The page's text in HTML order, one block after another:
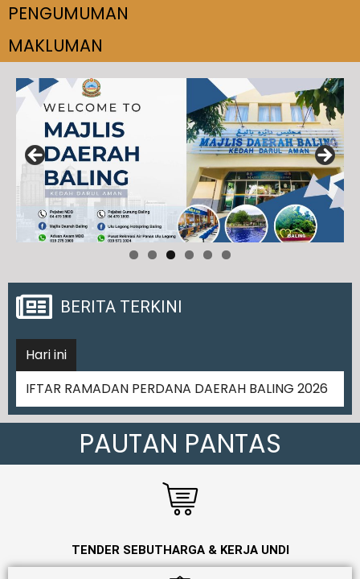
PENGUMUMAN
MAKLUMAN
BERITA TERKINI
Hari ini
Cabutan
PAUTAN PANTAS
TENDER SEBUTHARGA & KERJA UNDI